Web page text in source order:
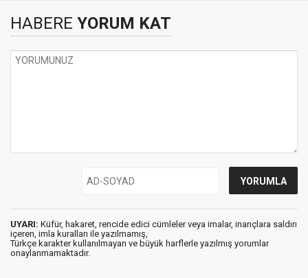
HABERE YORUM KAT
UYARI: Küfür, hakaret, rencide edici cümleler veya imalar, inançlara saldırı
içeren, imla kuralları ile yazılmamış,
Türkçe karakter kullanılmayan ve büyük harflerle yazılmış yorumlar
onaylanmamaktadır.